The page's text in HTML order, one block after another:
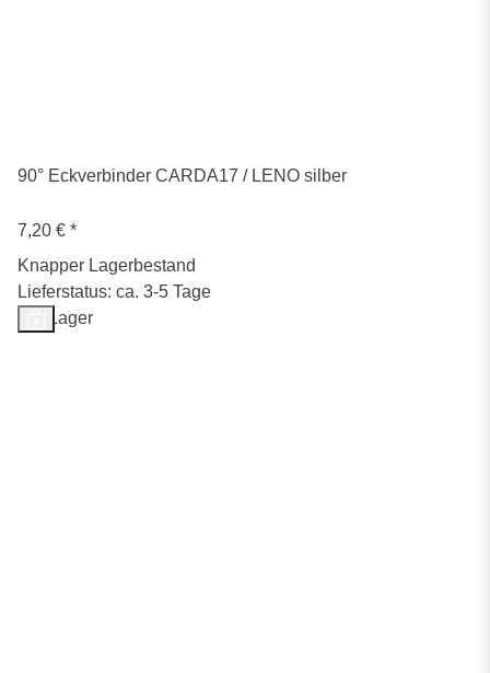
90° Eckverbinder CARDA17 / LENO silber
7,20 € *
Knapper Lagerbestand
Lieferstatus: ca. 3-5 Tage
Auf Lager